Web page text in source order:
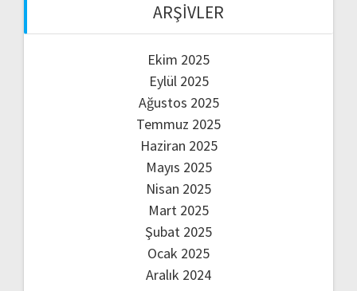
ARŞIVLER
Ekim 2025
Eylül 2025
Ağustos 2025
Temmuz 2025
Haziran 2025
Mayıs 2025
Nisan 2025
Mart 2025
Şubat 2025
Ocak 2025
Aralık 2024